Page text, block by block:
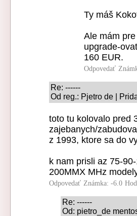
Ty máš
Ale mám
upgrade-
160 EUR.
Odpovedať
Re: ------
Od reg.: Pjetro de |
toto tu kolovalo pred
zajebanych/
z 1993, ktore sa do
k nam prisli az 75-
200MMX MHz
Odpovedať Známka: -6.0
Re: ------
Od: pietro_de